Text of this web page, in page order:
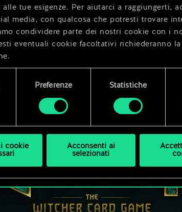
tue esigenze. Per aiutarci a raggiungerti,
media, con qualcosa che potresti trovare
condividere parte dei nostri cookie con i
eventuali cookie facoltativi richiederanno la
su come utilizziamo i cookie e su come
Preferenze Statistiche
cookie
Acconsenti ai
selezionati